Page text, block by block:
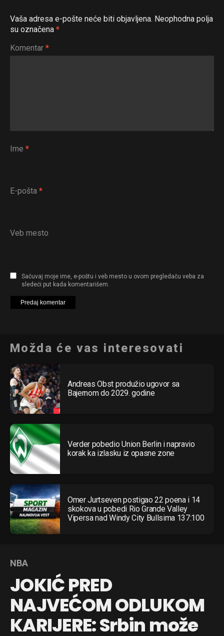
Vaša adresa e-pošte neće biti objavljena. Neophodna polja
su označena *
Komentar *
Ime *
E-pošta *
Veb mesto
Sačuvaj moje ime, e-poštu i veb mesto u ovom pregledaču veba za
sledeći put kada komentarišem.
Možda će vas interesovati
Andreas Obst produžio ugovor sa
Bajernom do 2029. godine
Verder pobedio Union Berlin i napravio
korak ka izlasku iz opasne zone
Omer Jurtseven postigao 22 poena i 14
skokova u pobedi Rio Grande Valley
Vipersa nad Windy City Bullsima 137:100
NBA
JOKIĆ PRED
NAJVEĆOM ODLUKOM
KARIJERE: Srbin može